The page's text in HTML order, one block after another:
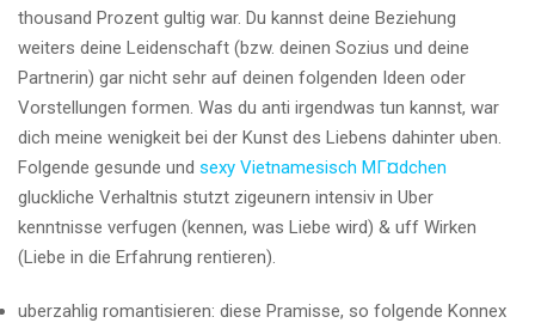
thousand Prozent gultig war. Du kannst deine Beziehung
weiters deine Leidenschaft (bzw. deinen Sozius und deine
Partnerin) gar nicht sehr auf deinen folgenden Ideen oder
Vorstellungen formen. Was du anti irgendwas tun kannst, war
dich meine wenigkeit bei der Kunst des Liebens dahinter uben.
Folgende gesunde und sexy Vietnamesisch MГ¤dchen
gluckliche Verhaltnis stutzt zigeunern intensiv in Uber
kenntnisse verfugen (kennen, was Liebe wird) & uff Wirken
(Liebe in die Erfahrung rentieren).
uberzahlig romantisieren: diese Pramisse, so folgende Konnex